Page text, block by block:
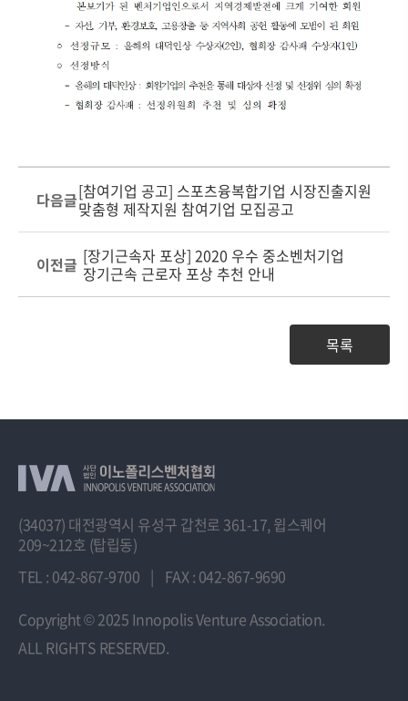
다음글[참여기업 공고] 스포츠융복합기업 시장진출지원
맞춤형 제작지원 참여기업 모집공고
이전글 [장기근속자 포상] 2020 우수 중소벤처기업
장기근속 근로자 포상 추천 안내
목록
(34037) 대전광역시 유성구 갑천로 361-17, 윕스퀘어
209~212호 (탑립동)
TEL : 042-867-9700 | FAX : 042-867-9690
Copyright© 2025 Innopolis Venture Association.
ALL RIGHTS RESERVED.